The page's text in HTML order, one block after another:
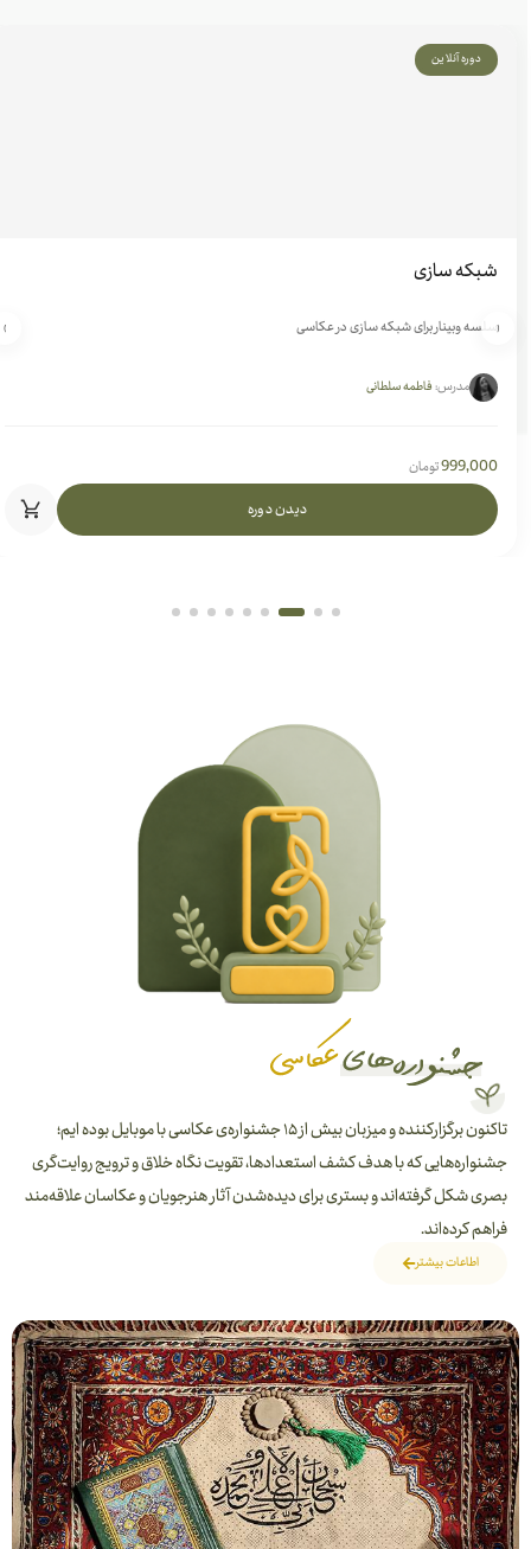
‹
›
دوره آنلاین
شبکه سازی
سلسه وبینار برای شبکه سازی در عکاسی
مدرس:فاطمه سلطانی
999,000تومان
دیدن دوره
تاکنون برگزارکننده و میزبان بیش از ۱۵ جشنواره‌ی عکاسی با موبایل بوده ایم؛
جشنواره‌هایی که با هدف کشف استعدادها، تقویت نگاه خلاق و ترویج روایت‌گری
بصری شکل گرفته‌اند و بستری برای دیده‌شدن آثار هنرجویان و عکاسان علاقه‌مند
فراهم کرده‌اند.
اطاعات بیشتر